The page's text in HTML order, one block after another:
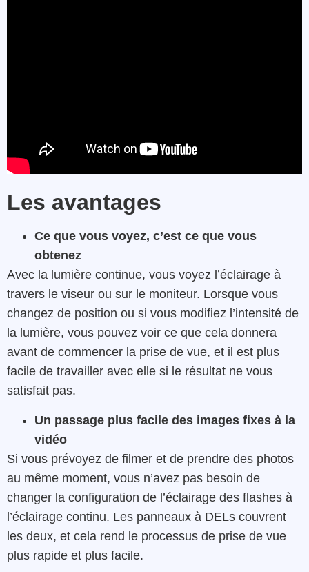
Les avantages
Ce que vous voyez, c’est ce que vous
obtenez
Avec la lumière continue, vous voyez l’éclairage à
travers le viseur ou sur le moniteur. Lorsque vous
changez de position ou si vous modifiez l’intensité de
la lumière, vous pouvez voir ce que cela donnera
avant de commencer la prise de vue, et il est plus
facile de travailler avec elle si le résultat ne vous
satisfait pas.
Un passage plus facile des images fixes à la
vidéo
Si vous prévoyez de filmer et de prendre des photos
au même moment, vous n’avez pas besoin de
changer la configuration de l’éclairage des flashes à
l’éclairage continu. Les panneaux à DELs couvrent
les deux, et cela rend le processus de prise de vue
plus rapide et plus facile.